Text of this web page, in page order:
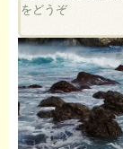
をどうぞ